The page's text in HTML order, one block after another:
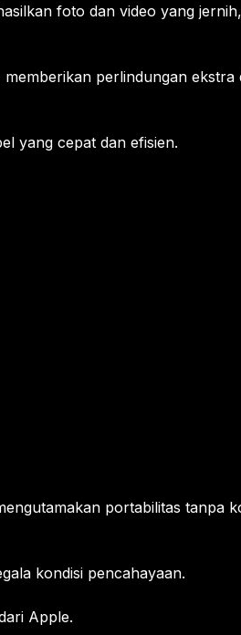
foto dan video yang
perlindungan
yang cepat dan efisien.
portabilitas tanpa
kondisi pencahayaan.
Apple.